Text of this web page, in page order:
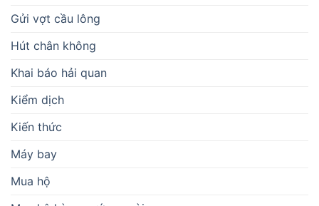
Gửi vợt cầu lông
Hút chân không
Khai báo hải quan
Kiểm dịch
Kiến thức
Máy bay
Mua hộ